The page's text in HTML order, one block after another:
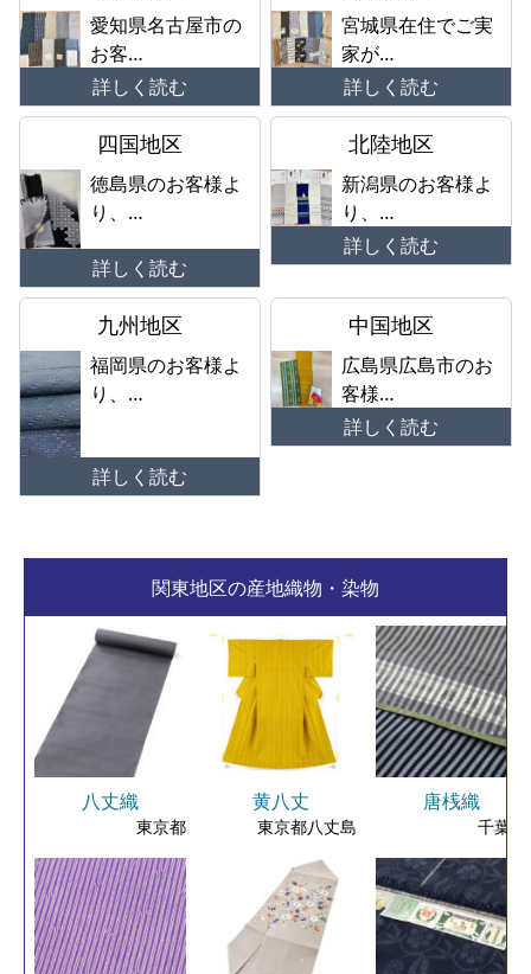
愛知県名古屋市の
お客…
詳しく読む
宮城県在住でご実
家が…
詳しく読む
四国地区
徳島県のお客様よ
り、…
詳しく読む
北陸地区
新潟県のお客様よ
り、…
詳しく読む
九州地区
福岡県のお客様よ
り、…
詳しく読む
中国地区
広島県広島市のお
客様…
詳しく読む
関東地区の産地織物・染物
八丈織
東京都
黄八丈
東京都八丈島
唐桟織
千葉県